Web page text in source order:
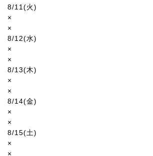
8/11(火)
×
×
8/12(水)
×
×
8/13(木)
×
×
8/14(金)
×
×
8/15(土)
×
×